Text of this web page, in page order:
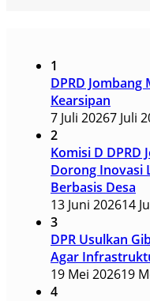
1
DPRD
Kearsipan
7 Juli 20267 Juli
2
Komisi D DPRD
Dorong Inovasi
Berbasis Desa
13 Juni 202614
3
DPR Usulkan
Agar
19 Mei 202619
4